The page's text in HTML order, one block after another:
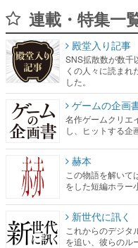
連載・特集一
殿堂入り記事
SNS拡散数が数千
くの人々に読まれ
した。
ゲームの企画
名作ゲームクリエ
し、ヒットする企
赫本
この物語を解いて
をした短編ホラー
新世代に訊く
これからのデジタ
を追い、彼らのル